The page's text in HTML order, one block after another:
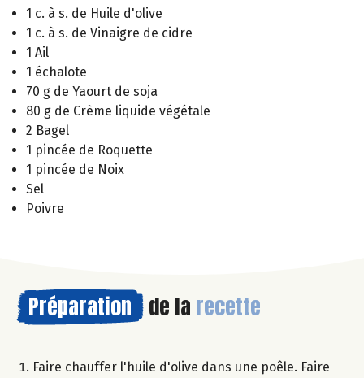
1 c. à s. de Huile d'olive
1 c. à s. de Vinaigre de cidre
1 Ail
1 échalote
70 g de Yaourt de soja
80 g de Crème liquide végétale
2 Bagel
1 pincée de Roquette
1 pincée de Noix
Sel
Poivre
Préparation de la recette
Faire chauffer l'huile d'olive dans une poêle. Faire